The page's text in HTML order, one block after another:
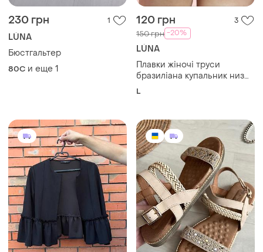
230 грн 1
LÚNA
Бюстгальтер
80C и еще 1
120 грн 3
150 грн -20%
LÚNA
Плавки жіночі труси
бразиліана купальник низ
бархатний
L